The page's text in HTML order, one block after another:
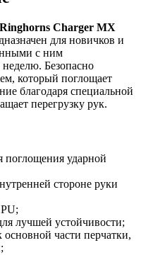
Ringhorns Charger MX
для новичков и
с ним
Безопасно
который поглощает
благодаря специальной
перегрузку рук.
ударной
стороне руки
лучшей устойчивости;
части перчатки,